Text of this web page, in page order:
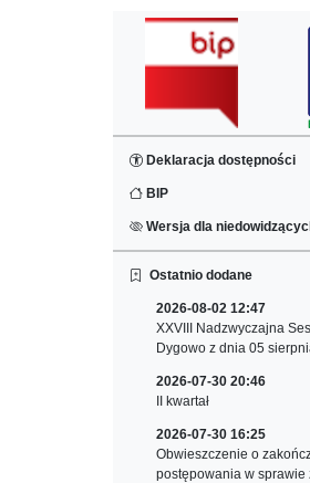
Deklaracja dostępności
BIP
Wersja dla
Ostatnio dodane
2026-08-02 12:47
XXVIII Nadzwyczajna
Dygowo z dnia 05
2026-07-30 20:46
II kwartał
2026-07-30 16:25
Obwieszczenie o
postępowania w sprawie